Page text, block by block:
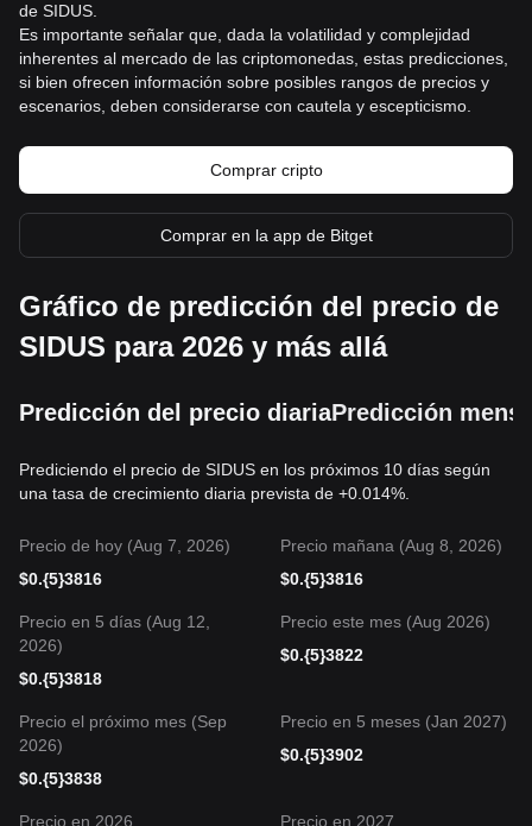
de SIDUS.
Es importante señalar que, dada la volatilidad y complejidad
inherentes al mercado de las criptomonedas, estas predicciones,
si bien ofrecen información sobre posibles rangos de precios y
escenarios, deben considerarse con cautela y escepticismo.
Comprar cripto
Comprar en la app de Bitget
Gráfico de predicción del precio de
SIDUS para 2026 y más allá
Predicción del precio diariaPredicción
Prediciendo el precio de SIDUS en los próximos 10 días según
una tasa de crecimiento diaria prevista de +0.014%.
Precio de hoy (Aug 7, 2026)
$0.{5}3816
Precio mañana (Aug 8, 2026)
$0.{5}3816
Precio en 5 días (Aug 12,
2026)
$0.{5}3818
Precio este mes (Aug 2026)
$0.{5}3822
Precio el próximo mes (Sep
2026)
$0.{5}3838
Precio en 5 meses (Jan 2027)
$0.{5}3902
Precio en 2026
Precio en 2027